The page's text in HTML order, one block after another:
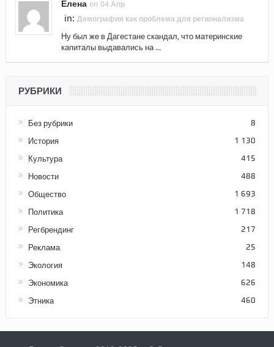
Елена on 04 Апр
in: Демография как проблема для регионализма
Ну был же в Дагестане скандал, что материнские
капиталы выдавались на ...
РУБРИКИ
Без рубрики 8
История 1 130
Культура 415
Новости 488
Общество 1 693
Политика 1 718
Регбрендинг 217
Реклама 25
Экология 148
Экономика 626
Этника 460